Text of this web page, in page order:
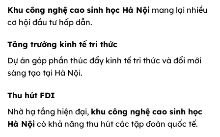
Khu công nghệ cao sinh học Hà Nội mang lại nhiều
cơ hội đầu tư hấp dẫn.
Tăng trưởng kinh tế tri thức
Dự án góp phần thúc đẩy kinh tế tri thức và đổi mới
sáng tạo tại Hà Nội.
Thu hút FDI
Nhờ hạ tầng hiện đại, khu công nghệ cao sinh học
Hà Nội có khả năng thu hút các tập đoàn quốc tế.